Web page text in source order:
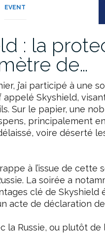
EVENT
: la
de…
j’ai participé à une
appelé Skyshield,
Sur le papier, une
principalement
voire déserté
à l’issue de
La soirée a
clé de
acte de déclaration
la Russie, ou plutôt de